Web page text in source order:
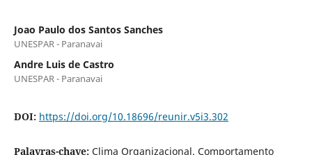
Joao Paulo dos Santos Sanches
UNESPAR - Paranavai
Andre Luis de Castro
UNESPAR - Paranavai
DOI: https://doi.org/10.18696/reunir.v5i3.302
Palavras-chave: Clima Organizacional. Comportamento